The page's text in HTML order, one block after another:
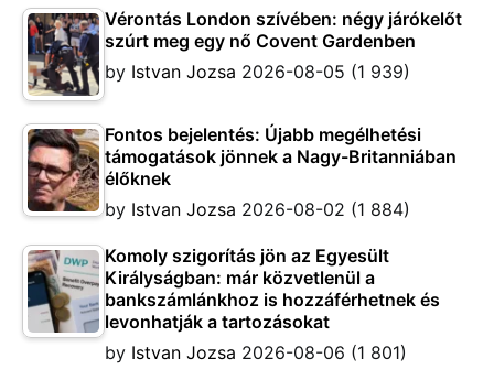
Vérontás London szívében: négy járókelőt
szúrt meg egy nő Covent Gardenben
by Istvan Jozsa 2026-08-05 (1 939)
Fontos bejelentés: Újabb megélhetési
támogatások jönnek a Nagy-Britanniában
élőknek
by Istvan Jozsa 2026-08-02 (1 884)
Komoly szigorítás jön az Egyesült
Királyságban: már közvetlenül a
bankszámlánkhoz is hozzáférhetnek és
levonhatják a tartozásokat
by Istvan Jozsa 2026-08-06 (1 801)